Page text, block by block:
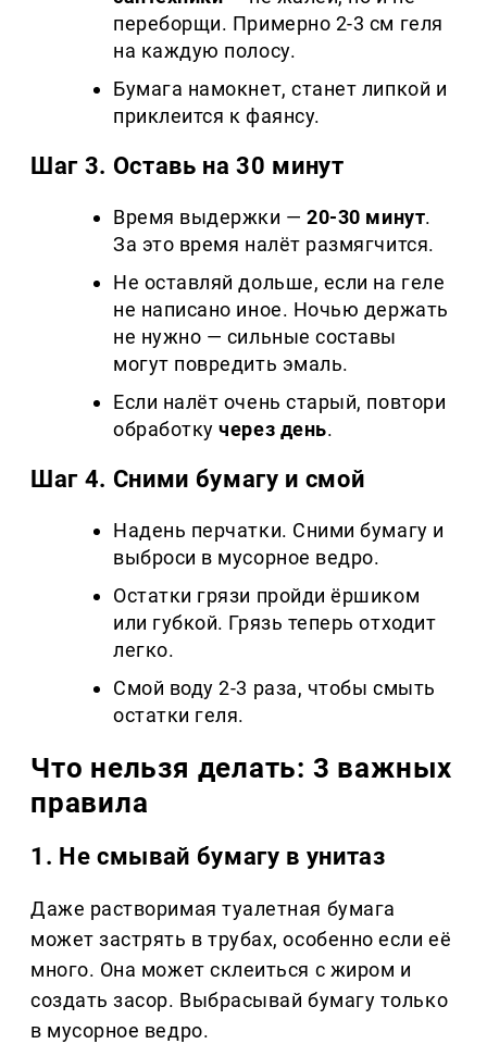
переборщи. Примерно 2-3 см геля
на каждую полосу.
Бумага намокнет, станет липкой и
приклеится к фаянсу.
Шаг 3. Оставь на 30 минут
Время выдержки —20-30 минут.
За это время налёт размягчится.
Не оставляй дольше, если на геле
не написано иное. Ночью держать
не нужно — сильные составы
могут повредить эмаль.
Если налёт очень старый, повтори
обработкучерез день.
Шаг 4. Сними бумагу и смой
Надень перчатки. Сними бумагу и
выброси в мусорное ведро.
Остатки грязи пройди ёршиком
или губкой. Грязь теперь отходит
легко.
Смой воду 2-3 раза, чтобы смыть
остатки геля.
Что нельзя делать: 3 важных
правила
1. Не смывай бумагу в унитаз
Даже растворимая туалетная бумага
может застрять в трубах, особенно если её
много. Она может склеиться с жиром и
создать засор. Выбрасывай бумагу только
в мусорное ведро.